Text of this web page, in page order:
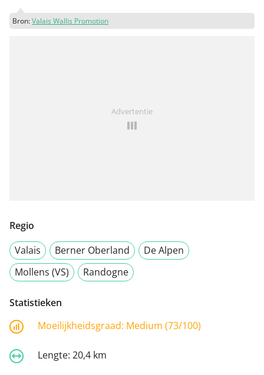
Bron:Valais Wallis Promotion
Advertentie
Regio
Valais
Berner Oberland
De Alpen
Mollens (VS)
Randogne
Statistieken
Moeilijkheidsgraad: Medium (73/100)
Lengte: 20,4 km